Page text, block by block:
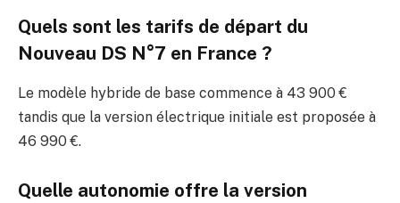
Quels sont les tarifs de départ du
Nouveau DS N°7 en France ?
Le modèle hybride de base commence à 43 900 €
tandis que la version électrique initiale est proposée à
46 990 €.
Quelle autonomie offre la version